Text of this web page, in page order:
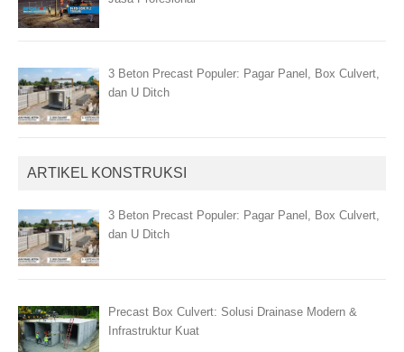
3 Beton Precast Populer: Pagar Panel, Box Culvert,
dan U Ditch
ARTIKEL KONSTRUKSI
3 Beton Precast Populer: Pagar Panel, Box Culvert,
dan U Ditch
Precast Box Culvert: Solusi Drainase Modern &
Infrastruktur Kuat